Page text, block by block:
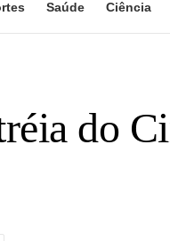
Saúde Ciência
do